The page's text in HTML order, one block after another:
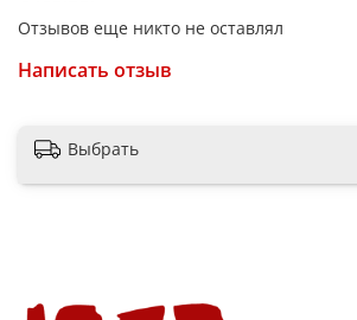
Гарантия
Основные характеристики
Отзывов еще никто не оставлял
Написать отзыв
Выбрать